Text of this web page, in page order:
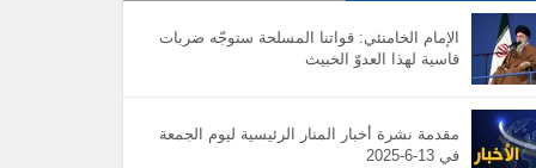
الإمام الخامنئي: قواتنا المسلحة ستوجّه ضربات
قاسية لهذا العدوّ الخبيث
مقدمة نشرة أخبار المنار الرئيسية ليوم الجمعة
في 13-6-2025